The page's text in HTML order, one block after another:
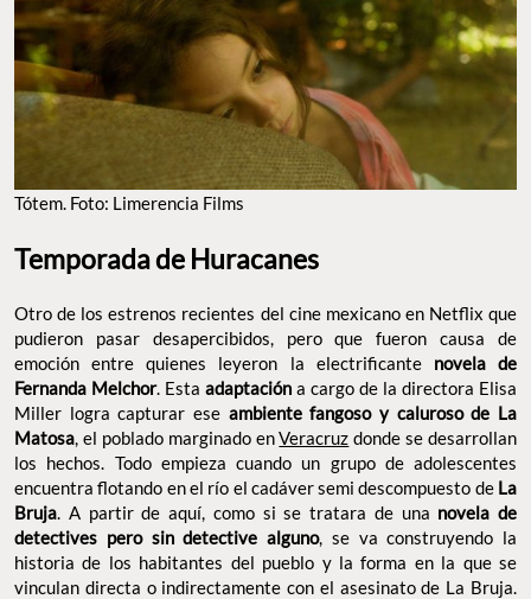
Tótem. Foto: Limerencia Films
Temporada de Huracanes
Otro de los estrenos recientes del cine mexicano en Netflix que
pudieron pasar desapercibidos, pero que fueron causa de
emoción entre quienes leyeron la electrificante novela de
Fernanda Melchor. Esta adaptación a cargo de la directora Elisa
Miller logra capturar ese ambiente fangoso y caluroso de La
Matosa, el poblado marginado enVeracruz donde se desarrollan
los hechos. Todo empieza cuando un grupo de adolescentes
encuentra flotando en el río el cadáver semi descompuesto de La
Bruja. A partir de aquí, como si se tratara de una novela de
detectives pero sin detective alguno, se va construyendo la
historia de los habitantes del pueblo y la forma en la que se
vinculan directa o indirectamente con el asesinato de La Bruja.